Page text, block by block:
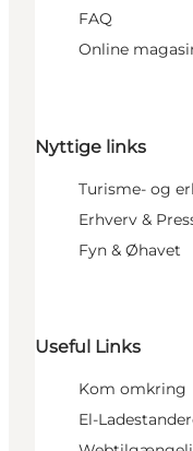
FAQ
Online
Nyttige links
Turisme- og
Erhverv &
Fyn & Øhavet
Useful Links
Kom omkring
El-